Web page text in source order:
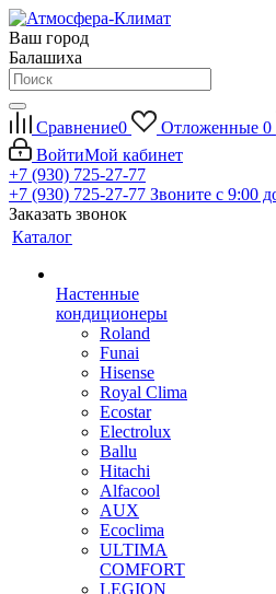
Ваш город
Балашиха
Сравнение0 Отложенные 0
ВойтиМой кабинет
+7 (930) 725-27-77
+7 (930) 725-27-77 Звоните с 9:00
Заказать звонок
Каталог
Настенные
кондиционеры
Roland
Funai
Hisense
Royal Clima
Ecostar
Electrolux
Ballu
Hitachi
Alfacool
AUX
Ecoclima
ULTIMA
COMFORT
LEGION